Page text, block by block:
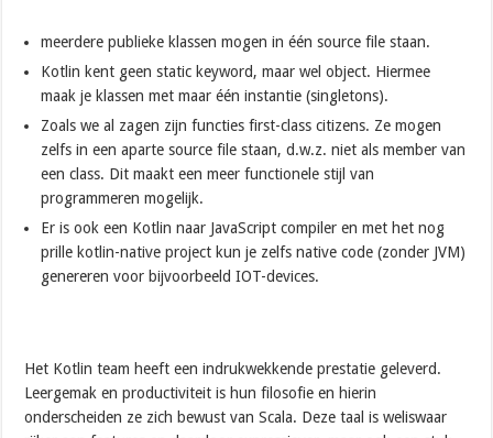
meerdere publieke klassen mogen in één source file staan.
Kotlin kent geen static keyword, maar wel object. Hiermee
maak je klassen met maar één instantie (singletons).
Zoals we al zagen zijn functies first-class citizens. Ze mogen
zelfs in een aparte source file staan, d.w.z. niet als member van
een class. Dit maakt een meer functionele stijl van
programmeren mogelijk.
Er is ook een Kotlin naar JavaScript compiler en met het nog
prille kotlin-native project kun je zelfs native code (zonder JVM)
genereren voor bijvoorbeeld IOT-devices.
Het Kotlin team heeft een indrukwekkende prestatie geleverd.
Leergemak en productiviteit is hun filosofie en hierin
onderscheiden ze zich bewust van Scala. Deze taal is weliswaar